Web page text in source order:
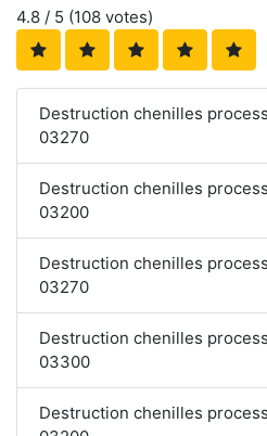
4.8 / 5 (108 votes)
Destruction chenilles
03270
Destruction chenilles
03200
Destruction chenilles
03270
Destruction chenilles
03300
Destruction chenilles